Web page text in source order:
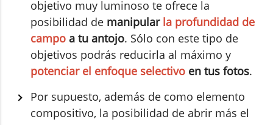
objetivo muy luminoso te ofrece la
posibilidad de manipular la profundidad de
campo a tu antojo. Sólo con este tipo de
objetivos podrás reducirla al máximo y
potenciar el enfoque selectivo en tus fotos.
Por supuesto, además de como elemento
compositivo, la posibilidad de abrir más el